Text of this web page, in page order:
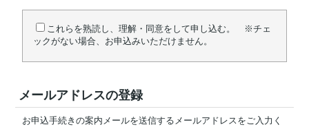
これらを熟読し、理解・同意をして申し込む。 ※チェ
ックがない場合、お申込みいただけません。
メールアドレスの登録
お申込手続きの案内メールを送信するメールアドレスをご入力く